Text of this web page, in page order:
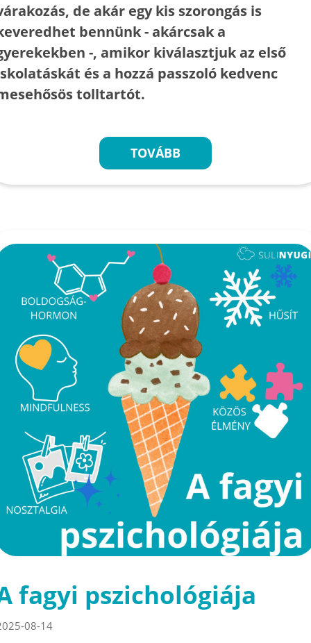
de akár egy kis szorongás is
bennünk - akárcsak a
-, amikor kiválasztjuk az első
és a hozzá passzoló kedvenc
tolltartót.
TOVÁBB
fagyi pszichológiája
08-14